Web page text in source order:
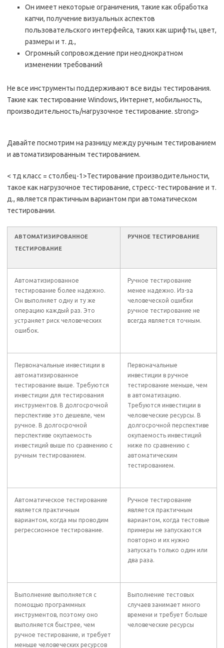
Он имеет некоторые ограничения, такие как обработка
капчи, получение визуальных аспектов
пользовательского интерфейса, таких как шрифты, цвет,
размеры и т. д.,
Огромный сопровождение при неоднократном
изменении требований
Не все инструменты поддерживают все виды тестирования.
Такие как тестирование Windows, Интернет, мобильность,
производительность/нагрузочное тестирование. strong>
Давайте посмотрим на разницу между ручным тестированием
и автоматизированным тестированием.
< тд класс = столбец-1>Тестирование производительности,
такое как нагрузочное тестирование, стресс-тестирование и т.
д., является практичным вариантом при автоматическом
тестировании.
АВТОМАТИЗИРОВАННОЕ
ТЕСТИРОВАНИЕ
РУЧНОЕ ТЕСТИРОВАНИЕ
Автоматизированное
тестирование более надежно.
Он выполняет одну и ту же
операцию каждый раз. Это
устраняет риск человеческих
ошибок.
Ручное тестирование
менее надежно. Из-за
человеческой ошибки
ручное тестирование не
всегда является точным.
Первоначальные инвестиции в
автоматизированное
тестирование выше. Требуются
инвестиции для тестирования
инструментов. В долгосрочной
перспективе это дешевле, чем
ручное. В долгосрочной
перспективе окупаемость
инвестиций выше по сравнению с
ручным тестированием.
Первоначальные
инвестиции в ручное
тестирование меньше, чем
в автоматизацию.
Требуются инвестиции в
человеческие ресурсы. В
долгосрочной перспективе
окупаемость инвестиций
ниже по сравнению с
автоматическим
тестированием.
Автоматическое тестирование
является практичным
вариантом, когда мы проводим
регрессионное тестирование.
Ручное тестирование
является практичным
вариантом, когда тестовые
примеры не запускаются
повторно и их нужно
запускать только один или
два раза.
Выполнение выполняется с
помощью программных
инструментов, поэтому оно
выполняется быстрее, чем
ручное тестирование, и требует
меньше человеческих ресурсов
Выполнение тестовых
случаев занимает много
времени и требует больше
человеческие ресурсы